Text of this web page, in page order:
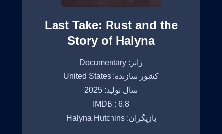
Last Take: Rust and the
Story of Halyna
ژانر: Documentary
کشور سازنده: United States
سال تولید: 2025
IMDB : 6.8
بازیگران: Halyna Hutchins